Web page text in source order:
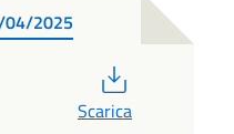
04/2025
Scarica